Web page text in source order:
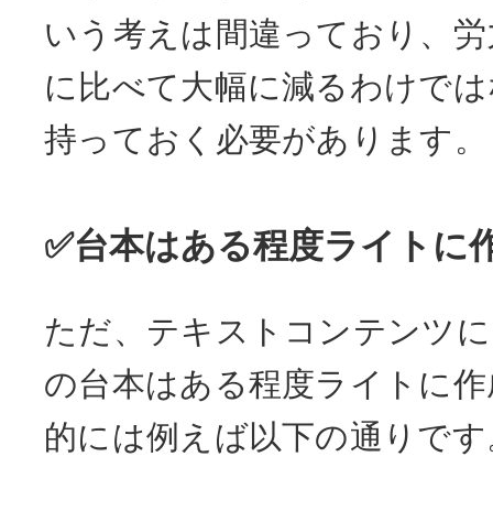
いう考えは間違っており、
に比べて大幅に減るわけで
持っておく必要があります。
✅台本はある程度ライトに
ただ、テキストコンテンツ
の台本はある程度ライトに
的には例えば以下の通りです